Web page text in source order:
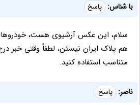
با شناس: پاسخ
سلام، این عکس آرشیوی هست،
هم پلاک ایران نیستن، لطفاً وقتی خبر
متناسب استفاده کنید.
ناصر: پاسخ